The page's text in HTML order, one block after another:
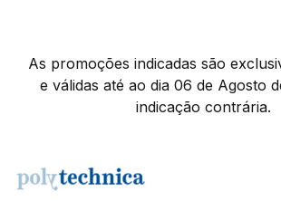
As promoções indicadas são
e válidas até ao dia 06 de Agosto
indicação contrária.